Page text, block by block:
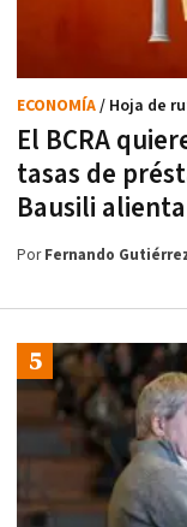
El BCRA
tasas de
Bausili
ECONOMÍA/ Hoja de
PorFernando